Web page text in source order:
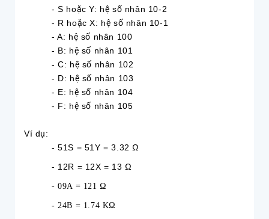
- S hoặc Y: hệ số nhân 10-2
- R hoặc X: hệ số nhân 10-1
- A: hệ số nhân 100
- B: hệ số nhân 101
- C: hệ số nhân 102
- D: hệ số nhân 103
- E: hệ số nhân 104
- F: hệ số nhân 105
Ví dụ:
- 51S = 51Y = 3.32 Ω
- 12R = 12X = 13 Ω
- 09A = 121 Ω
- 24B = 1.74 KΩ